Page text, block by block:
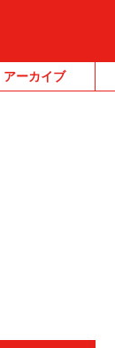
アーカイブ